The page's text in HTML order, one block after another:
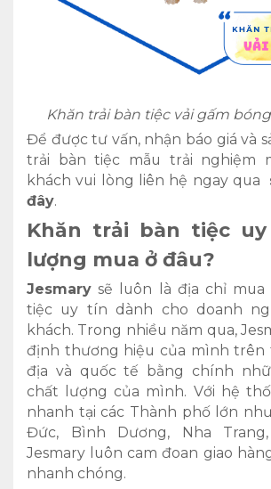
Khăn trải bàn tiệc vải gấm
Để được tư vấn, nhận báo giá và
trải bàn tiệc mẫu trải nghiệm
khách vui lòng liên hệ ngay qua
đây.
Khăn trải bàn tiệc
lượng mua ở đâu?
Jesmary sẽ luôn là địa chỉ mua
tiệc uy tín dành cho doanh
khách. Trong nhiều năm qua,
định thương hiệu của mình trên
địa và quốc tế bằng chính
chất lượng của mình. Với hệ
nhanh tại các Thành phố lớn
Đức, Bình Dương, Nha
Jesmary luôn cam đoan giao
nhanh chóng.